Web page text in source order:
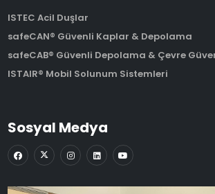
ISTEC Acil Duşlar
safeCAN® Güvenli Kaplar & Depolama
safeCAB® Güvenli Depolama & Çevre
ISTAIR® Mobil Solunum Sistemleri
Sosyal Medya